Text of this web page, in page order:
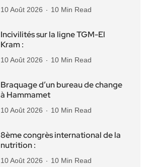
10 Août 2026 10 Min Read
Incivilités sur la ligne TGM-El
Kram :
10 Août 2026 10 Min Read
Braquage d’un bureau de change
à Hammamet
10 Août 2026 10 Min Read
8ème congrès international de la
nutrition :
10 Août 2026 10 Min Read